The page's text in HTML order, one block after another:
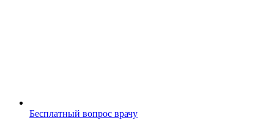
Бесплатный вопрос врачу